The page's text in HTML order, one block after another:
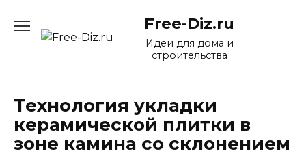
содержанию
Free-Diz.ru
Идеи для дома и
строительства
Технология укладки
керамической плитки в
зоне камина со склонением